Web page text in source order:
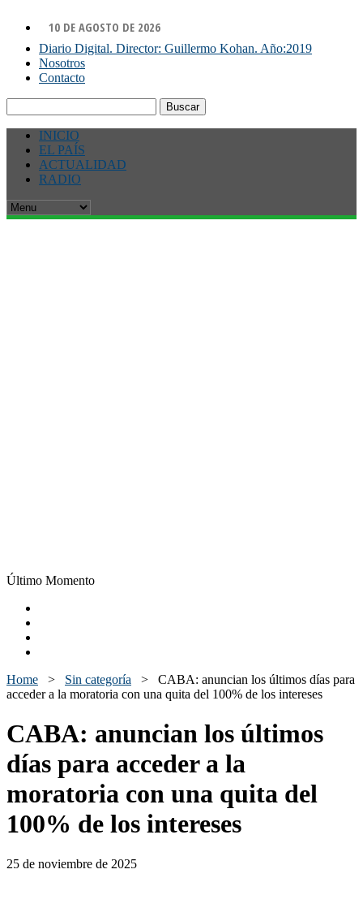
10 DE AGOSTO DE 2026
Diario Digital. Director: Guillermo Kohan. Año:2019
Nosotros
Contacto
INICIO
EL PAÍS
ACTUALIDAD
RADIO
Último Momento
Home > Sin categoría > CABA: anuncian los últimos días para
acceder a la moratoria con una quita del 100% de los intereses
CABA: anuncian los últimos
días para acceder a la
moratoria con una quita del
100% de los intereses
25 de noviembre de 2025